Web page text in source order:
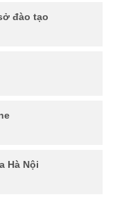
đào tạo
Hà Nội